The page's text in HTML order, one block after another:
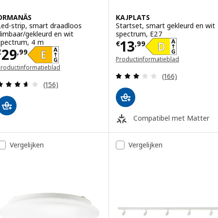
strip, smart draadloos
gekleurd en wit
4 m
29,99€ 29,99
Beoordeling: 3.6 van 5 sterren. Totaal
(156)
KAJPLATS
Startset, smart gekleurd en wit
spectrum, E27
€13,99
Prijs € 13,99
Productinformatieblad
Beoordeling:
(166)
Compatibel met Matter
Vergelijken Vergelijken